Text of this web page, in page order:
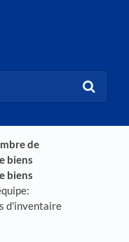
de
biens
biens
d'inventaire